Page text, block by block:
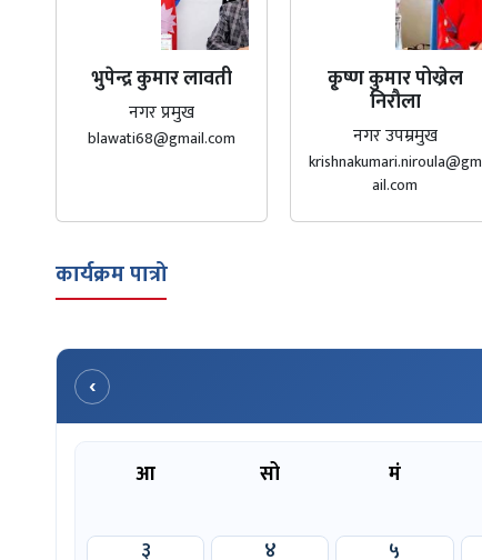
भुपेन्द्र कुमार लावती
नगर प्रमुख
blawati68@gmail.com
कृ्ष्ण कुमार पोख्रेल
निरौला
नगर उपम्रमुख
krishnakumari.niroula@gm
ail.com
कार्यक्रम पात्रो
‹
आ सो मं
३
४ ५